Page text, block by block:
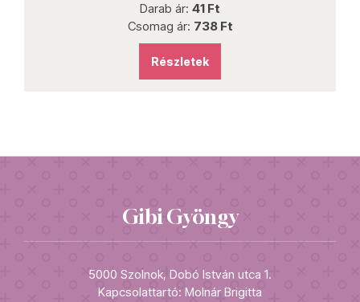
Darab ár: 41 Ft
Csomag ár: 738 Ft
Részletek
Gibi Gyöngy
5000 Szolnok, Dobó István utca 1.
Kapcsolattartó: Molnár Brigitta